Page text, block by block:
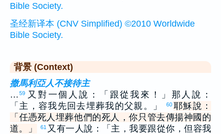
Bible Society.
圣经新译本 (CNV Simplified) ©2010 Worldwide
Bible Society.
背景 (Context)
撒馬利亞人不接待主
… 59 又對一個人說：「跟從我來！」那人說：
「主，容我先回去埋葬我的父親。」
60 耶穌說：
「任憑死人埋葬他們的死人，你只管去傳揚神國的
道。」
61 又有一人說：「主，我要跟從你，但容我